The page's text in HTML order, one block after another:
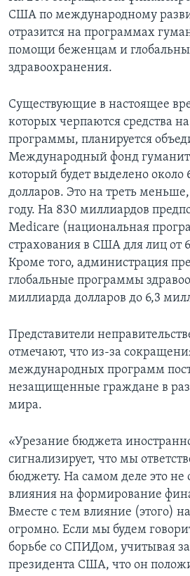
США по международному
отразится на программах
помощи беженцам и
здравоохранения.
Существующие в настоящее
которых черпаются средства
программы, планируется
Международный фонд
который будет выделено около
долларов. Это на треть
году. На 830 миллиардов
Medicare (национальная
страхования в США для лиц от
Кроме того, администрация
глобальные программы
миллиарда долларов до 6,3
Представители
отмечают, что из-за
международных программ
незащищенные граждане в
мира.
«Урезание бюджета
сигнализирует, что мы
бюджету. На самом деле это не
влияния на формирование
Вместе с тем влияние (этого)
огромно. Если мы будем
борьбе со СПИДом, учитывая
президента США, что он